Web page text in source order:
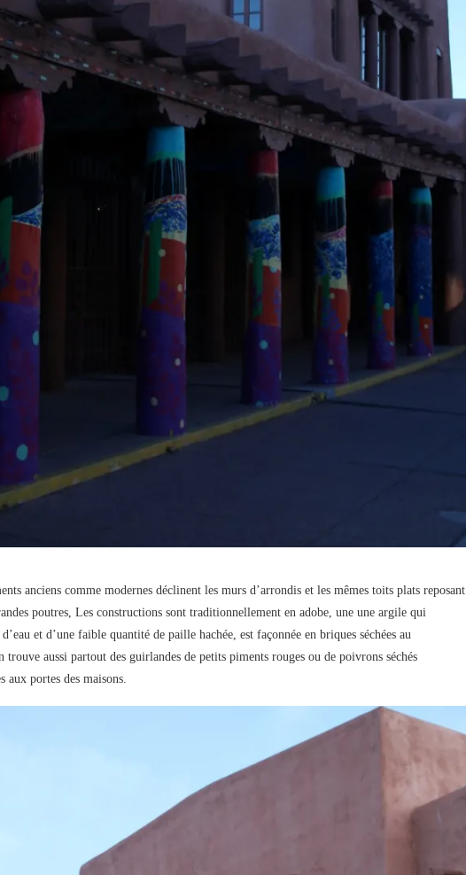
anciens comme modernes déclinent les murs d’arrondis et les mêmes toits plats reposant
poutres, Les constructions sont traditionnellement en adobe, une une argile qui
et d’une faible quantité de paille hachée, est façonnée en briques séchées au
aussi partout des guirlandes de petits piments rouges ou de poivrons séchés
aux portes des maisons.